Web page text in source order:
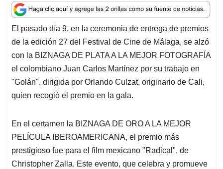
a
t
s
A
p
p
c
e
b
o
o
k
n
k
e
d
I
n
a
i
l
r
e
a
d
s
El pasado día 9, en la ceremonia de entrega de premios
de la edición 27 del Festival de Cine de Málaga, se alzó
con la BIZNAGA DE PLATA A LA MEJOR FOTOGRAFÍA
el colombiano Juan Carlos Martínez por su trabajo en
"Golán", dirigida por Orlando Culzat, originario de Cali,
quien recogió el premio en la gala.
En el certamen la BIZNAGA DE ORO A LA MEJOR
PELÍCULA IBEROAMERICANA, el premio más
prestigioso fue para el film mexicano "Radical", de
Christopher Zalla. Este evento, que celebra y promueve